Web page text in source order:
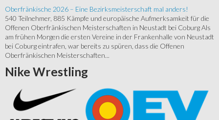
Oberfränkische 2026 – Eine Bezirksmeisterschaft mal anders!
540 Teilnehmer, 885 Kämpfe und europäische Aufmerksamkeit für die
Offenen Oberfränkischen Meisterschaften in Neustadt bei Coburg Als
am frühen Morgen die ersten Vereine in der Frankenhalle von Neustadt
bei Coburg eintrafen, war bereits zu spüren, dass die Offenen
Oberfränkischen Meisterschaften...
Nike Wrestling